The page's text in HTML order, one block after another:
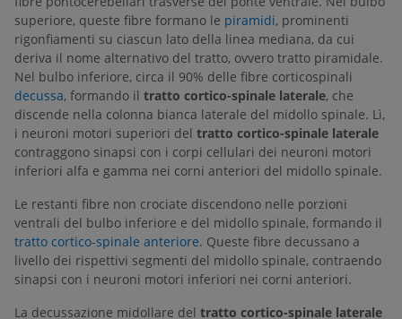
superiore, queste fibre formano le piramidi, prominenti
rigonfiamenti su ciascun lato della linea mediana, da cui
deriva il nome alternativo del tratto, ovvero tratto piramidale.
Nel bulbo inferiore, circa il 90% delle fibre corticospinali
decussa, formando il tratto cortico-spinale laterale, che
discende nella colonna bianca laterale del midollo spinale. Lì,
i neuroni motori superiori del tratto cortico-spinale laterale
contraggono sinapsi con i corpi cellulari dei neuroni motori
inferiori alfa e gamma nei corni anteriori del midollo spinale.
Le restanti fibre non crociate discendono nelle porzioni
ventrali del bulbo inferiore e del midollo spinale, formando il
tratto cortico-spinale anteriore. Queste fibre decussano a
livello dei rispettivi segmenti del midollo spinale, contraendo
sinapsi con i neuroni motori inferiori nei corni anteriori.
La decussazione midollare del tratto cortico-spinale laterale